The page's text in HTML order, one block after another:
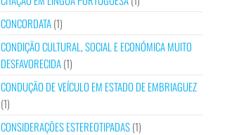
CONCORDATA(1)
CONDIÇÃO CULTURAL, SOCIAL E ECONÓMICA MUITO
DESFAVORECIDA(1)
CONDUÇÃO DE VEÍCULO EM ESTADO DE EMBRIAGUEZ
(1)
CONSIDERAÇÕES ESTEREOTIPADAS(1)